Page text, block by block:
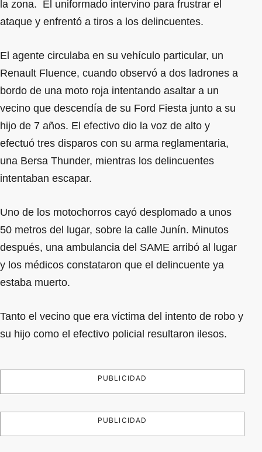
la zona. El uniformado intervino para frustrar el
ataque y enfrentó a tiros a los delincuentes.
El agente circulaba en su vehículo particular, un
Renault Fluence, cuando observó a dos ladrones a
bordo de una moto roja intentando asaltar a un
vecino que descendía de su Ford Fiesta junto a su
hijo de 7 años. El efectivo dio la voz de alto y
efectuó tres disparos con su arma reglamentaria,
una Bersa Thunder, mientras los delincuentes
intentaban escapar.
Uno de los motochorros cayó desplomado a unos
50 metros del lugar, sobre la calle Junín. Minutos
después, una ambulancia del SAME arribó al lugar
y los médicos constataron que el delincuente ya
estaba muerto.
Tanto el vecino que era víctima del intento de robo y
su hijo como el efectivo policial resultaron ilesos.
PUBLICIDAD
PUBLICIDAD